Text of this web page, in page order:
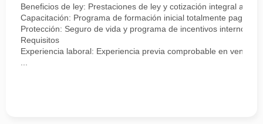
Beneficios de ley: Prestaciones de ley y cotización integral ante
Capacitación: Programa de formación inicial totalmente pagado.
Protección: Seguro de vida y programa de incentivos internos.
Requisitos
Experiencia laboral: Experiencia previa comprobable en